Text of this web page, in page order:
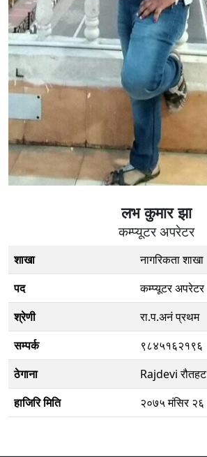
लभ कुमार झा
कम्प्यूटर अपरेटर
शाखा
नागरिकता शाखा
पद
कम्प्यूटर अपरेटर
श्रेणी
रा.प.अनं प्रथम
सम्पर्क
९८४५१६२१९६
ठेगाना
Rajdevi रौतहट
हाजिरि मिति
२०७५ मंसिर २६